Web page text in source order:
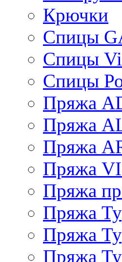
Крючки
Спицы
Спицы
Спицы
Пряжа
Пряжа
Пряжа
Пряжа
Пряжа
Пряжа
Пряжа
Пряжа